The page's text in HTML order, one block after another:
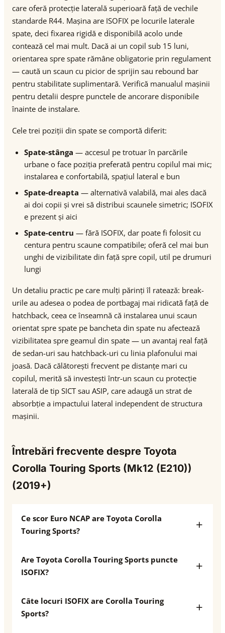
care oferă protecție laterală superioară față de vechile
standarde R44. Mașina are ISOFIX pe locurile laterale
spate, deci fixarea rigidă e disponibilă acolo unde
contează cel mai mult. Dacă ai un copil sub 15 luni,
orientarea spre spate rămâne obligatorie prin regulament
— caută un scaun cu picior de sprijin sau rebound bar
pentru stabilitate suplimentară. Verifică manualul mașinii
pentru detalii despre punctele de ancorare disponibile
înainte de instalare.
Cele trei poziții din spate se comportă diferit:
Spate-stânga — accesul pe trotuar în parcările
urbane o face poziția preferată pentru copilul mai mic;
instalarea e confortabilă, spațiul lateral e bun
Spate-dreapta — alternativă valabilă, mai ales dacă
ai doi copii și vrei să distribui scaunele simetric; ISOFIX
e prezent și aici
Spate-centru — fără ISOFIX, dar poate fi folosit cu
centura pentru scaune compatibile; oferă cel mai bun
unghi de vizibilitate din față spre copil, util pe drumuri
lungi
Un detaliu practic pe care mulți părinți îl ratează: break-
urile au adesea o podea de portbagaj mai ridicată față de
hatchback, ceea ce înseamnă că instalarea unui scaun
orientat spre spate pe bancheta din spate nu afectează
vizibilitatea spre geamul din spate — un avantaj real față
de sedan-uri sau hatchback-uri cu linia plafonului mai
joasă. Dacă călătorești frecvent pe distanțe mari cu
copilul, merită să investești într-un scaun cu protecție
laterală de tip SICT sau ASIP, care adaugă un strat de
absorbție a impactului lateral independent de structura
mașinii.
Întrebări frecvente despre Toyota
Corolla Touring Sports (Mk12 (E210))
(2019+)
Ce scor Euro NCAP are Toyota Corolla
Touring Sports?
Are Toyota Corolla Touring Sports puncte
ISOFIX?
Câte locuri ISOFIX are Corolla Touring
Sports?